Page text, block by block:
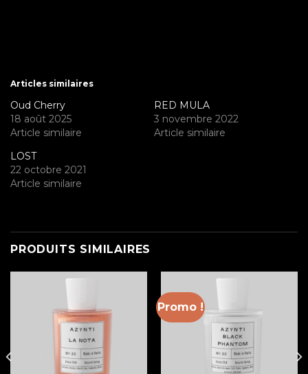
Articles similaires
Oud Cherry
18 août 2025
Article similaire
RED MULA
3 novembre 2022
Article similaire
LOST
22 octobre 2021
Article similaire
PRODUITS SIMILAIRES
Promo !